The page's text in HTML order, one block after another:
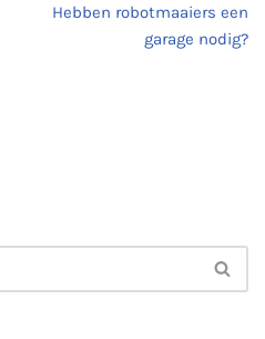
Hebben robotmaaiers een
garage nodig?